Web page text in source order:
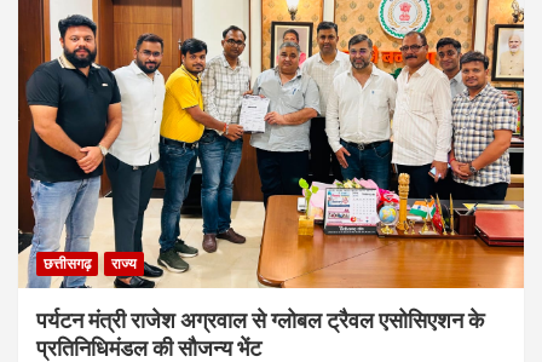
छत्तीसगढ़ राज्य
पर्यटन मंत्री राजेश अग्रवाल से ग्लोबल ट्रैवल एसोसिएशन के
प्रतिनिधिमंडल की सौजन्य भेंट